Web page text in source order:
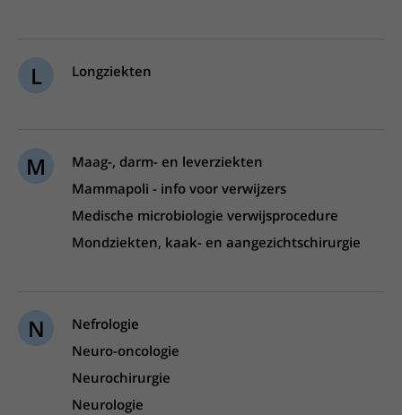
L Longziekten
M
Maag-, darm- en leverziekten
Mammapoli - info voor verwijzers
Medische microbiologie verwijsprocedure
Mondziekten, kaak- en aangezichtschirurgie
N
Nefrologie
Neuro-oncologie
Neurochirurgie
Neurologie